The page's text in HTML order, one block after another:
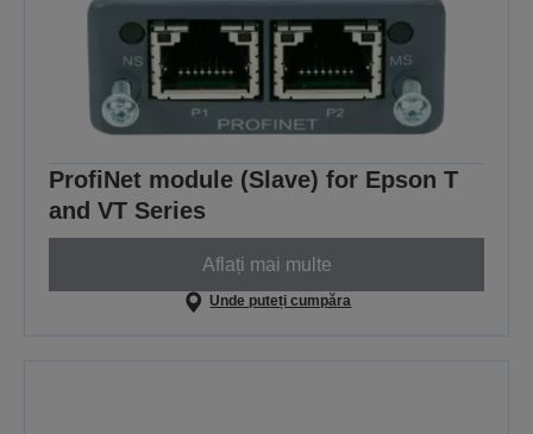
ProfiNet module (Slave) for Epson T
and VT Series
Aflați mai multe
Unde puteți cumpăra